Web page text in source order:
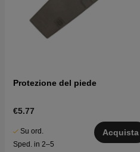
Protezione del piede
€5.77
Su ord.
Sped. in 2–5
Acquista